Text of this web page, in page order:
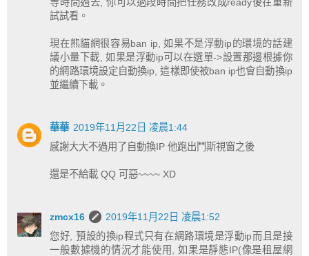
試試看。
現在熊貓網很容易ban ip, 如果不是浮動ip的環境的話建
議小量下載, 如果是浮動ip可以在選單->設置那邊根據你
的網路環境設定自動換ip, 這樣即使被ban ip也會自動換ip
並繼續下載。
華華 2019年11月22日 凌晨1:44
感謝大大不過用了自動換IP 他跑出鬥斯視窗之後
還是不給載 QQ 可惡~~~~ XD
zmcx16
2019年11月22日 凌晨1:52
您好, 預設的換ip程式只有在網路環境是浮動ip而且是接
一般數據機的情況才能使用, 如果是靜態IP(像是租屋網